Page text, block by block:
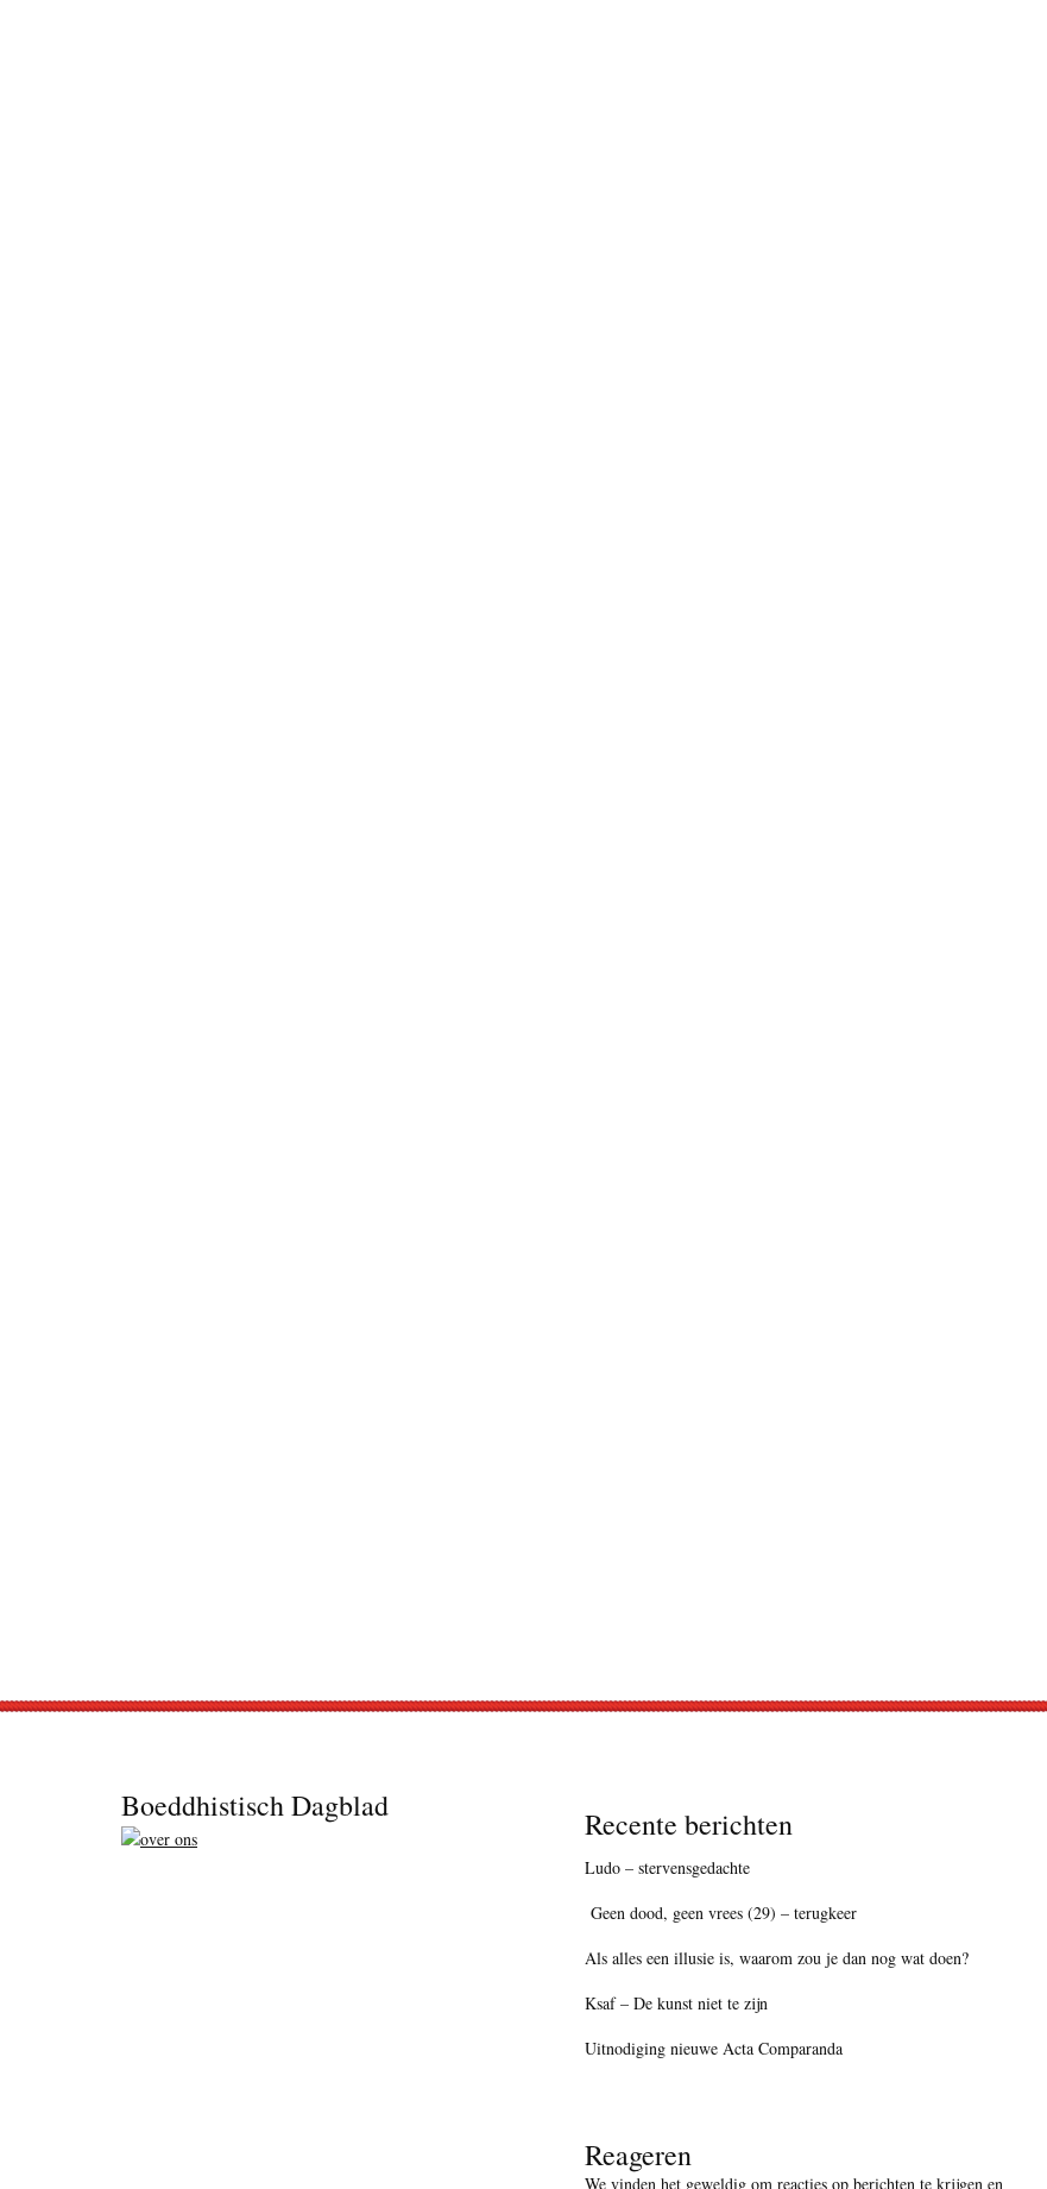
Boeddhistisch Dagblad Recente berichten
Ludo – stervensgedachte
Geen dood, geen vrees (29) – terugkeer
Als alles een illusie is, waarom zou je dan nog wat doen?
Ksaf – De kunst niet te zijn
Uitnodiging nieuwe Acta Comparanda
Reageren
We vinden het geweldig om reacties op berichten te krijgen en